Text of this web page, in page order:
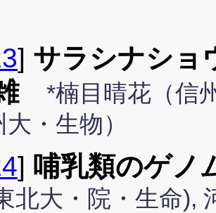
] サラシナショ
*楠目晴花（信
大・生物）
] 哺乳類のゲノ
北大・院・生命),